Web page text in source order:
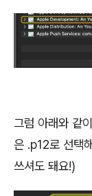
그럼 아래와 같
은 .p12로 선택
쓰셔도 돼요!)